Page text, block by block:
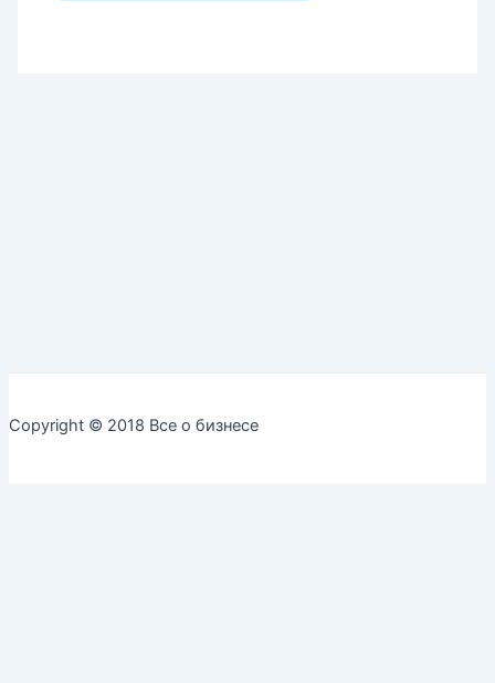
Copyright © 2018 Все о бизнесе